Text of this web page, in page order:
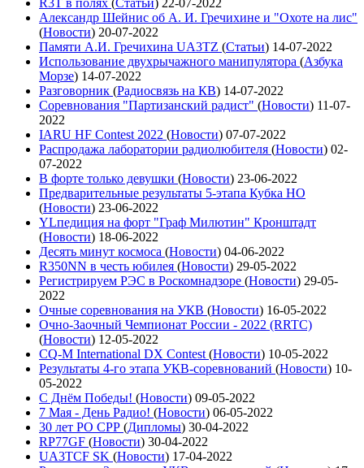
Александр Шейнис об А. И. Гречихине и "Охоте на лис"
(Новости) 20-07-2022
Памяти А.И. Гречихина UA3TZ (Статьи) 14-07-2022
Использование двухрычажного манипулятора (Азбука
Морзе) 14-07-2022
Разговорник (Радиосвязь на КВ) 14-07-2022
Соревнования "Партизанский радист" (Новости) 11-07-
2022
IARU HF Contest 2022 (Новости) 07-07-2022
Распродажа лаборатории радиолюбителя (Новости) 02-
07-2022
В форте только девушки (Новости) 23-06-2022
Предварительные результаты 5-этапа Кубка НО
(Новости) 23-06-2022
YLпедиция на форт "Граф Милютин" Кронштадт
(Новости) 18-06-2022
Десять минут космоса (Новости) 04-06-2022
R350NN в честь юбилея (Новости) 29-05-2022
Регистрируем РЭС в Роскомнадзоре (Новости) 29-05-
2022
Очные соревнования на УКВ (Новости) 16-05-2022
Очно-Заочный Чемпионат России - 2022 (RRTC)
(Новости) 12-05-2022
CQ-M International DX Contest (Новости) 10-05-2022
Результаты 4-го этапа УКВ-соревнований (Новости) 10-
05-2022
С Днём Победы! (Новости) 09-05-2022
7 Мая - День Радио! (Новости) 06-05-2022
30 лет РО СРР (Дипломы) 30-04-2022
RP77GF (Новости) 30-04-2022
UA3TCF SK (Новости) 17-04-2022